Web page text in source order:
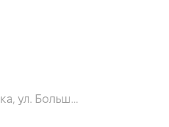
с. Софіївська Борщагівка, ул. Большая Кольцевая, 60а